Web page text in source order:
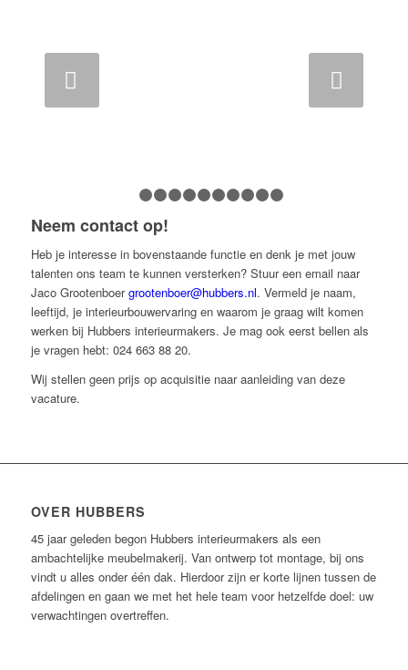
1 2 3 4 5
Neem contact op!
Heb je interesse in bovenstaande functie en denk je met jouw
talenten ons team te kunnen versterken? Stuur een email naar
Jaco Grootenboergrootenboer@hubbers.nl. Vermeld je naam,
leeftijd, je interieurbouwervaring en waarom je graag wilt komen
werken bij Hubbers interieurmakers. Je mag ook eerst bellen als
je vragen hebt: 024 663 88 20.
Wij stellen geen prijs op acquisitie naar aanleiding van deze
vacature.
OVER HUBBERS
45 jaar geleden begon Hubbers interieurmakers als een
ambachtelijke meubelmakerij. Van ontwerp tot montage, bij ons
vindt u alles onder één dak. Hierdoor zijn er korte lijnen tussen de
afdelingen en gaan we met het hele team voor hetzelfde doel: uw
verwachtingen overtreffen.